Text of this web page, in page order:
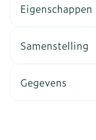
Eigenschappen
Samenstelling
Gegevens